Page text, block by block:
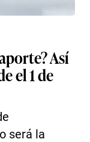
Así
el 1 de
será la